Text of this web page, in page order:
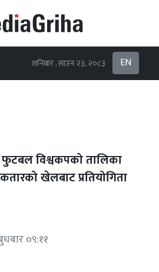
शनिबार , साउन २३, २०८३ EN
विश्वकपको तालिका
खेलबाट प्रतियोगिता
०९:११